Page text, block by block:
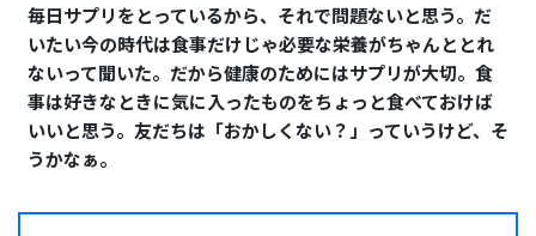
毎日サプリをとっているから、それで問題ないと思う。だ
いたい今の時代は食事だけじゃ必要な栄養がちゃんととれ
ないって聞いた。だから健康のためにはサプリが大切。食
事は好きなときに気に入ったものをちょっと食べておけば
いいと思う。友だちは「おかしくない？」っていうけど、そ
うかなぁ。